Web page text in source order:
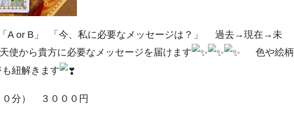
「A or B」 「今、私に必要なメッセージは？」 過去→現在→未
使から貴方に必要なメッセージを届けます
色や絵柄
紐解きます
０分） ３０００円